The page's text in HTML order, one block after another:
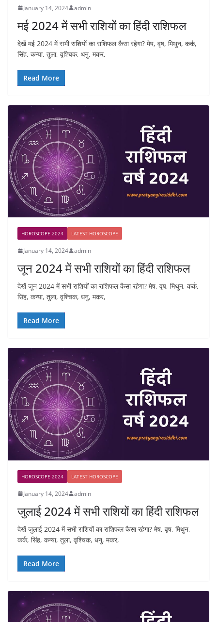
January 14, 2024 admin
मई 2024 में सभी राशियों का हिंदी राशिफल
देखें मई 2024 में सभी राशियों का राशिफल कैसा रहेगा? मेष, वृष, मिथुन, कर्क,
सिंह, कन्या, तुला, वृश्चिक, धनु, मकर,
Read More
HOROSCOPE 2024 LATEST HOROSCOPE
January 14, 2024 admin
जून 2024 में सभी राशियों का हिंदी राशिफल
देखें जून 2024 में सभी राशियों का राशिफल कैसा रहेगा? मेष, वृष, मिथुन, कर्क,
सिंह, कन्या, तुला, वृश्चिक, धनु, मकर,
Read More
HOROSCOPE 2024 LATEST HOROSCOPE
January 14, 2024 admin
जुलाई 2024 में सभी राशियों का हिंदी राशिफल
देखें जुलाई 2024 में सभी राशियों का राशिफल कैसा रहेगा? मेष, वृष, मिथुन,
कर्क, सिंह, कन्या, तुला, वृश्चिक, धनु, मकर,
Read More